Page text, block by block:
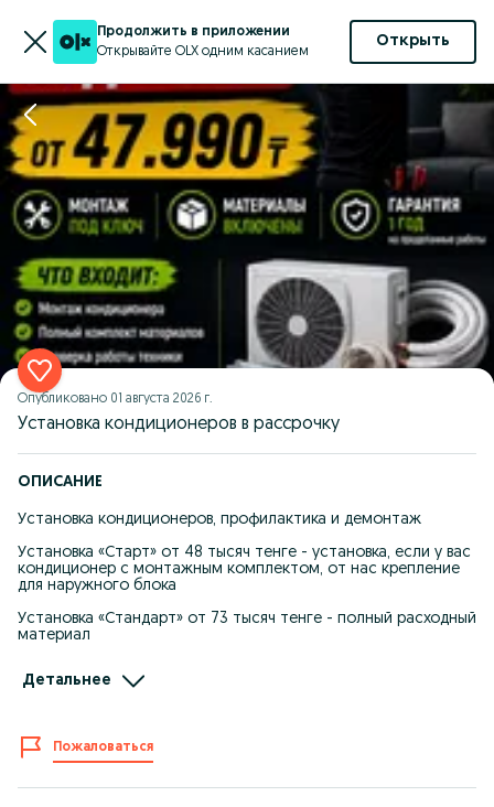
Продолжить в приложении
Открывайте OLX одним касанием
Открыть
Опубликовано 01 августа 2026 г.
Установка кондиционеров в рассрочку
ОПИСАНИЕ
Установка кондиционеров, профилактика и демонтаж
Установка «Старт» от 48 тысяч тенге - установка, если у вас
кондиционер с монтажным комплектом, от нас крепление
для наружного блока
Установка «Стандарт» от 73 тысяч тенге - полный расходный
материал
мастера, полный расходный материал + профилактика
Гарантия на проделанные работы 1 год, в течении года
всегда можете обратиться
Есть рассрочка от Kaspi
Детальнее
Пожаловаться